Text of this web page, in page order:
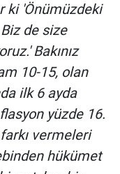
ki 'Önümüzdeki
de size
Bakınız
10-15, olan
ilk 6 ayda
yüzde 16.
vermeleri
hükümet